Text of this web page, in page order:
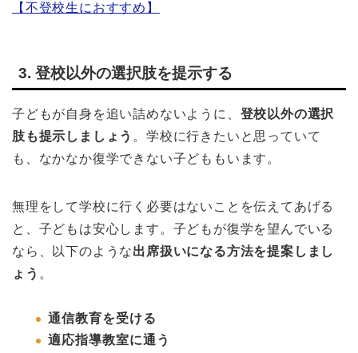
【不登校生におすすめ】
3. 登校以外の選択肢を提示する
子どもが自身を追い詰めないように、 登校以外の選択
肢も提示しましょう 。学校に行きたいと思っていて
も、なかなか復学できない子どももいます。
無理をして学校に行く必要はないことを伝えてあげる
と、子どもは安心します。子どもが復学を望んでいる
なら、以下のような出席扱いになる方法を提案しまし
ょう 。
通信教育を受ける
適応指導教室に通う